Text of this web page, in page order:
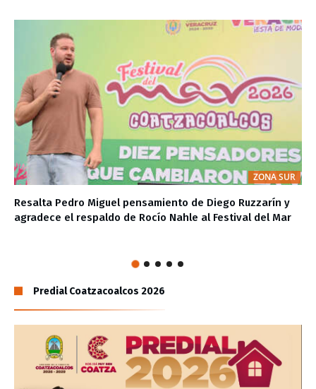
ZONA SUR
Resalta Pedro Miguel pensamiento de Diego Ruzzarín y
agradece el respaldo de Rocío Nahle al Festival del Mar
Predial Coatzacoalcos 2026